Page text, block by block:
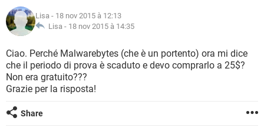
TIKTOK
HARDWARE
INSTAGRAM
TIKTOK
HARDWARE
INTRATTENIMENTO
iOS
INSTAGRAM WHATSAPP
TIKTOK FACEBOOK
HARDWARE
COVID-19
INTRATTENIMENTO
iOS WINDOWS 10
INSTAGRAM
HARDWARE
GLOSSARIO
COVID-19 GAMING
INTRATTENIMENTO ANDROID
iOS
INSTAGRAM
Lisa - 18 nov 2015 à 12:13
Lisa - 18 nov 2015 à 14:35
Ciao. Perché Malwarebytes (che è un portento) ora mi dice
che il periodo di prova è scaduto e devo comprarlo a 25$?
Non era gratuito???
Grazie per la risposta!
Share